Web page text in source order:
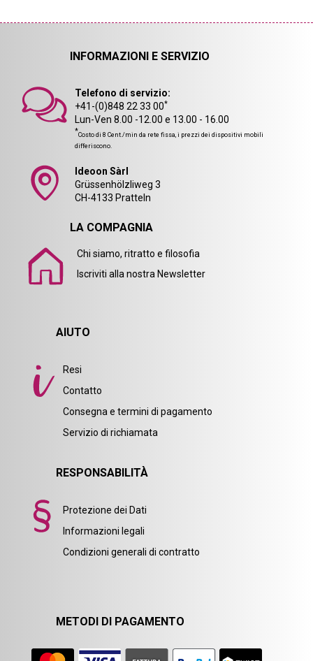
INFORMAZIONI E SERVIZIO
Telefono di servizio:
+41-(0)848 22 33 00*
Lun-Ven 8.00 -12.00 e 13.00 - 16.00
*Costo di 8 Cent./min da rete fissa, i prezzi dei dispositivi mobili
differiscono.
Ideoon Sàrl
Grüssenhölzliweg 3
CH-4133 Pratteln
LA COMPAGNIA
Chi siamo, ritratto e filosofia
Iscriviti alla nostra Newsletter
AIUTO
Resi
Contatto
Consegna e termini di pagamento
Servizio di richiamata
RESPONSABILITÀ
Protezione dei Dati
Informazioni legali
Condizioni generali di contratto
METODI DI PAGAMENTO